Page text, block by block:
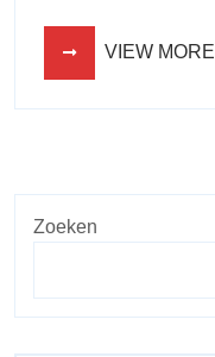
VIEW MORE
Zoeken